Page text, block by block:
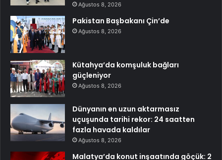
Ağustos 8, 2026
Pakistan Başbakanı Çin’de
Ağustos 8, 2026
Kütahya’da komşuluk bağları
güçleniyor
Ağustos 8, 2026
Dünyanın en uzun aktarmasız
uçuşunda tarihi rekor: 24 saatten
fazla havada kaldılar
Ağustos 8, 2026
Malatya’da konut inşaatında göçük: 2